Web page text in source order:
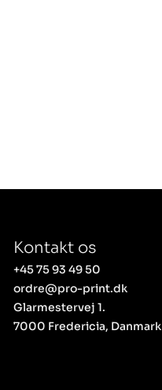
Kontakt os
+45 75 93 49 50
ordre@pro-print.dk
Glarmestervej 1.
7000 Fredericia, Danmark